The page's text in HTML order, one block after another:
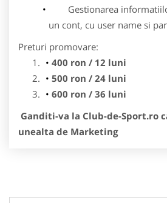
Gestionarea
un cont, cu user name si
Preturi promovare:
400 ron / 12 luni
500 ron / 24 luni
600 ron / 36 luni
Ganditi-va la Club-de-Sport.ro
unealta de Marketing